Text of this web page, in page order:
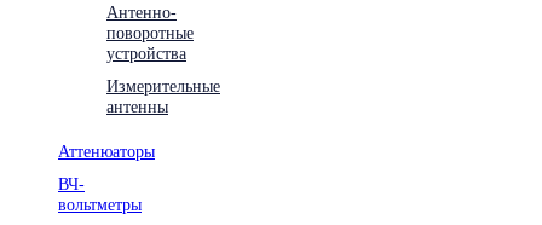
Антенно-
поворотные
устройства
Измерительные
антенны
Аттенюаторы
ВЧ-
вольтметры